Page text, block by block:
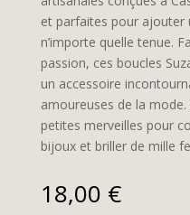
et parfaites pour ajouter
n’importe quelle tenue.
passion, ces boucles
un accessoire
amoureuses de la
petites merveilles pour
bijoux et briller de mille
18,00 €